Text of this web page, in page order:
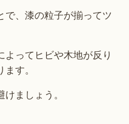
で、漆の粒子が揃ってツ
ってヒビや木地が反り
す。
ましょう。